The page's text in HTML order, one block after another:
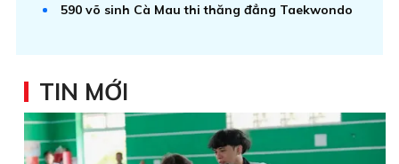
590 võ sinh Cà Mau thi thăng đẳng Taekwondo
TIN MỚI